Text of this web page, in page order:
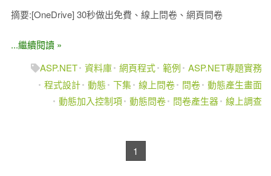
摘要:[OneDrive] 30秒做出免費、線上問卷、網頁問卷
...繼續閱讀 »
ASP.NET 資料庫 網頁程式 範例
ASP.NET專題實務
程式設計 動態 下集 線上問卷 問卷 動態產生畫面
動態加入控制項 動態問卷 問卷產生器 線上調查
1